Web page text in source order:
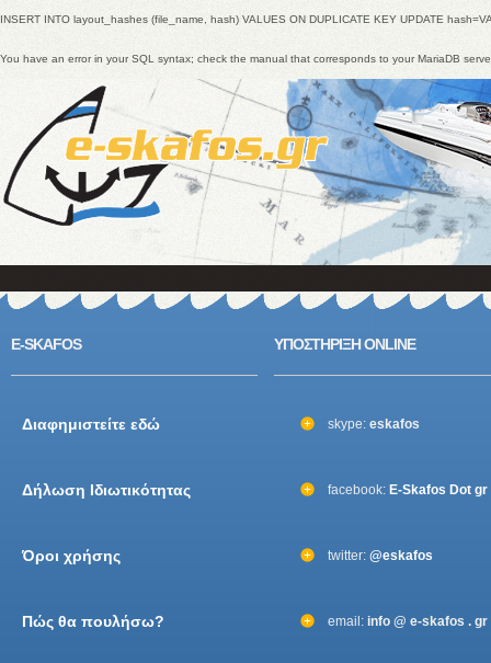
INSERT INTO layout_hashes (file_name, hash) VALUES ON DUPLICATE KEY UPDATE
You have an error in your SQL syntax; check the manual that corresponds to your MariaDB
E-SKAFOS
Διαφημιστείτε εδώ
Δήλωση Ιδιωτικότητας
Όροι χρήσης
Πώς θα πουλήσω?
ΥΠΟΣΤΗΡΙΞΗ ONLINE
skype: eskafos
facebook: E-Skafos Dot gr
twitter: @eskafos
email: info @ e-skafos . gr